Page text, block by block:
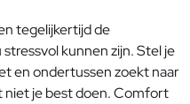
tegelijkertijd de
kunnen zijn. Stel je
en ondertussen zoekt naar
niet je best doen. Comfort